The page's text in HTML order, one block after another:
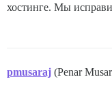
хостинге. Мы
pmusaraj (Penar